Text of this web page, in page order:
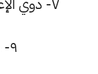
٩- من فقدت زوجها.